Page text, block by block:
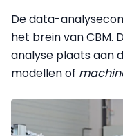
De data-
het brein van CBM.
analyse plaats aan
modellen of